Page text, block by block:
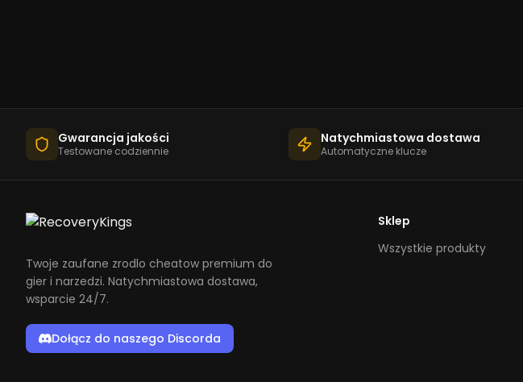
Gwarancja jakości
Testowane codziennie
Natychmiastowa dostawa
Automatyczne klucze
Twoje zaufane zrodlo cheatow premium do
gier i narzedzi. Natychmiastowa dostawa,
wsparcie 24/7.
Dołącz do naszego Discorda
Sklep
Wszystkie produkty